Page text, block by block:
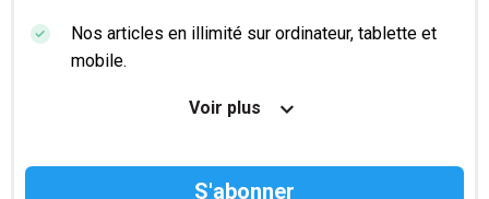
Nos articles en illimité sur ordinateur, tablette et
mobile.
Le magazine TelQuel en numérique avant la sortie
Voir plus